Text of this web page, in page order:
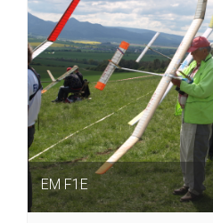
EM F1E